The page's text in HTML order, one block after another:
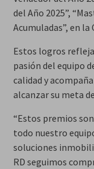
del Año 2025”,
Acumuladas”, en
Estos logros
pasión del equipo
calidad y
alcanzar su meta
“Estos premios
todo nuestro
soluciones
RD seguimos